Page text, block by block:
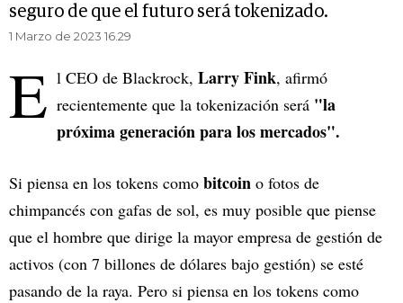
seguro de que el futuro será tokenizado.
1 Marzo de 2023 16.29
E l CEO de Blackrock, Larry Fink, afirmó
recientemente que la tokenización será "la
próxima generación para los mercados".
Si piensa en los tokens como bitcoin o fotos de
chimpancés con gafas de sol, es muy posible que piense
que el hombre que dirige la mayor empresa de gestión de
activos (con 7 billones de dólares bajo gestión) se esté
pasando de la raya. Pero si piensa en los tokens como